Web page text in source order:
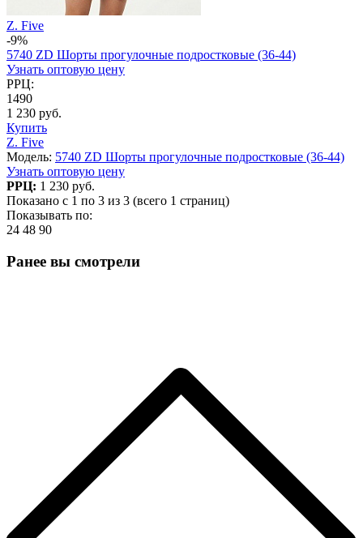
Z. Five
-9%
5740 ZD Шорты прогулочные подростковые (36-44)
Узнать оптовую цену
РРЦ:
1490
1 230 руб.
Купить
Z. Five
Модель: 5740 ZD Шорты прогулочные подростковые (36-44)
Узнать оптовую цену
РРЦ: 1 230 руб.
Показано с 1 по 3 из 3 (всего 1 страниц)
Показывать по:
24 48 90
Ранее вы смотрели